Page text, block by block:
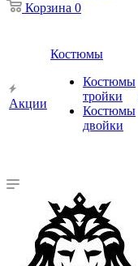
Корзина 0
Акции
Костюмы
Костюмы
тройки
Костюмы
двойки